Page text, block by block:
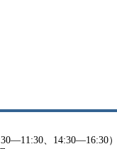
、14:30—16:30）